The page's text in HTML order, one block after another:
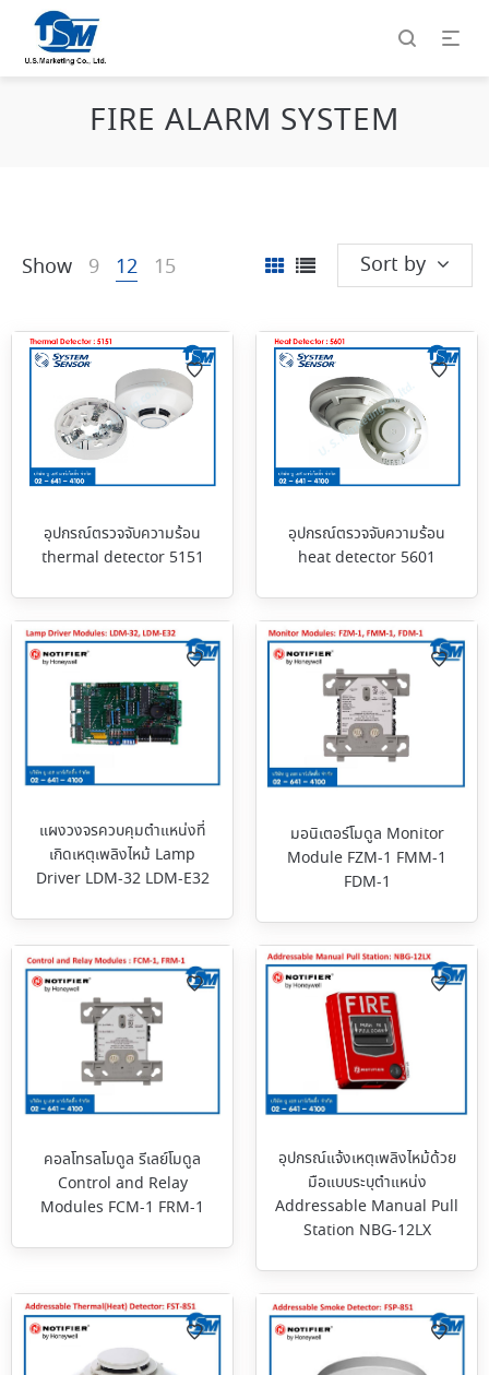
FIRE ALARM SYSTEM
Show 9 12 15 Sort by
อุปกรณ์ตรวจจับความร้อน
thermal detector 5151
อุปกรณ์ตรวจจับความร้อน
heat detector 5601
แผงวงจรควบคุมตำแหน่งที่
เกิดเหตุเพลิงไหม้ Lamp
Driver LDM-32 LDM-E32
มอนิเตอร์โมดูล Monitor
Module FZM-1 FMM-1
FDM-1
คอลโทรลโมดูล รีเลย์โมดูล
Control and Relay
Modules FCM-1 FRM-1
อุปกรณ์แจ้งเหตุเพลิงไหม้ด้วย
มือแบบระบุตำแหน่ง
Addressable Manual Pull
Station NBG-12LX